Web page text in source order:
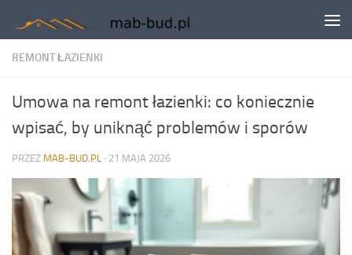
Skip to content
REMONT ŁAZIENKI
Umowa na remont łazienki: co koniecznie
wpisać, by uniknąć problemów i sporów
PRZEZ MAB-BUD.PL · 21 MAJA 2026